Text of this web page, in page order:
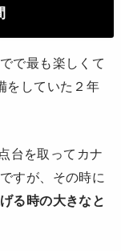
で最も楽しくて
をしていた２年
台を取ってカナ
すが、その時に
る時の大きなと